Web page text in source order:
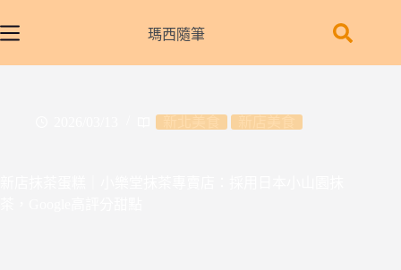
至
瑪西隨筆